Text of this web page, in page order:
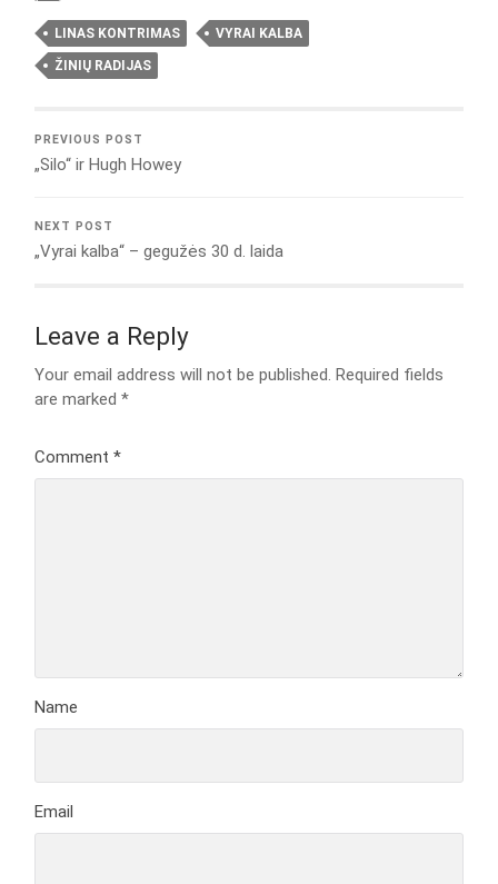
LINAS KONTRIMAS VYRAI KALBA
ŽINIŲ RADIJAS
PREVIOUS POST
„Silo“ ir Hugh Howey
NEXT POST
„Vyrai kalba“ – gegužės 30 d. laida
Leave a Reply
Your email address will not be published. Required fields
are marked*
Comment*
Name
Email